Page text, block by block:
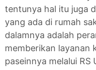
tentunya hal itu juga
yang ada di rumah
dalamnya adalah
memberikan layanan
paseinnya melalui RS